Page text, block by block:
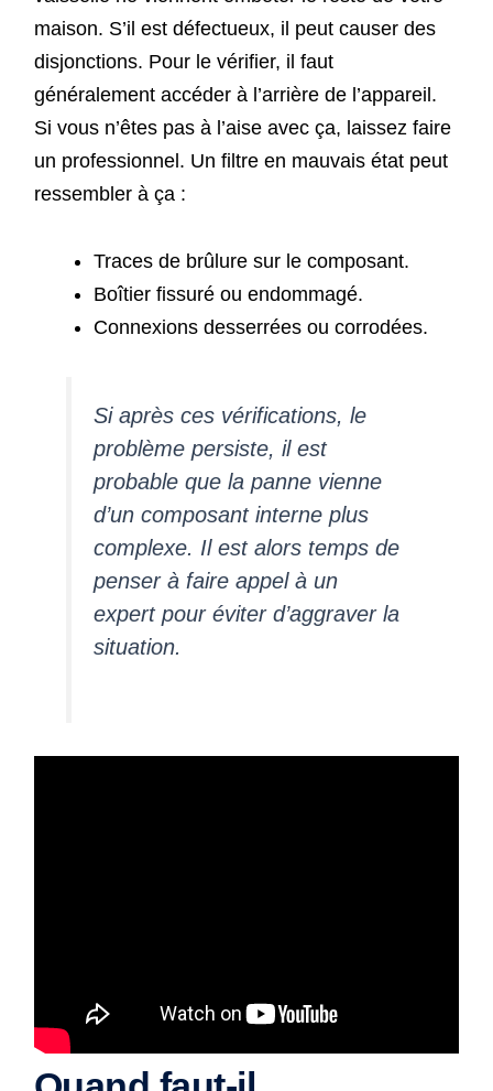
maison. S’il est défectueux, il peut causer des
disjonctions. Pour le vérifier, il faut
généralement accéder à l’arrière de l’appareil.
Si vous n’êtes pas à l’aise avec ça, laissez faire
un professionnel. Un filtre en mauvais état peut
ressembler à ça :
Traces de brûlure sur le composant.
Boîtier fissuré ou endommagé.
Connexions desserrées ou corrodées.
Si après ces vérifications, le
problème persiste, il est
probable que la panne vienne
d’un composant interne plus
complexe. Il est alors temps de
penser à faire appel à un
expert pour éviter d’aggraver la
situation.